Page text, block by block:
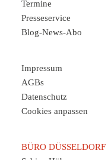
Termine
Presseservice
Blog-News-Abo
Impressum
AGBs
Datenschutz
Cookies anpassen
BÜRO DÜSSELDORF